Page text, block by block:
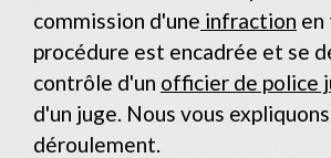
commission d'une infraction en
procédure est encadrée et se
contrôle d'un officier de police
d'un juge. Nous vous
déroulement.